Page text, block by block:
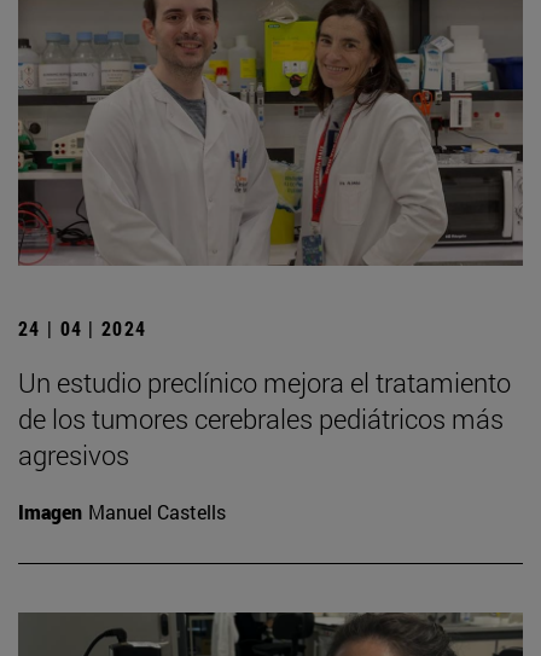
24 | 04 | 2024
Un estudio preclínico mejora el tratamiento
de los tumores cerebrales pediátricos más
agresivos
Imagen Manuel Castells